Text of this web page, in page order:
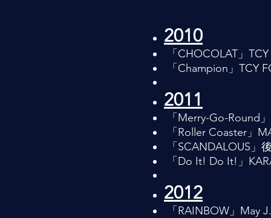
2010
「CHOCOLAT」
「Champion」TCY
2011
「Merry-Go-Round
「Roller Coaster」
「SCANDALOUS」
「Do It! Do It!」
2012
「RAINBOW」May J.